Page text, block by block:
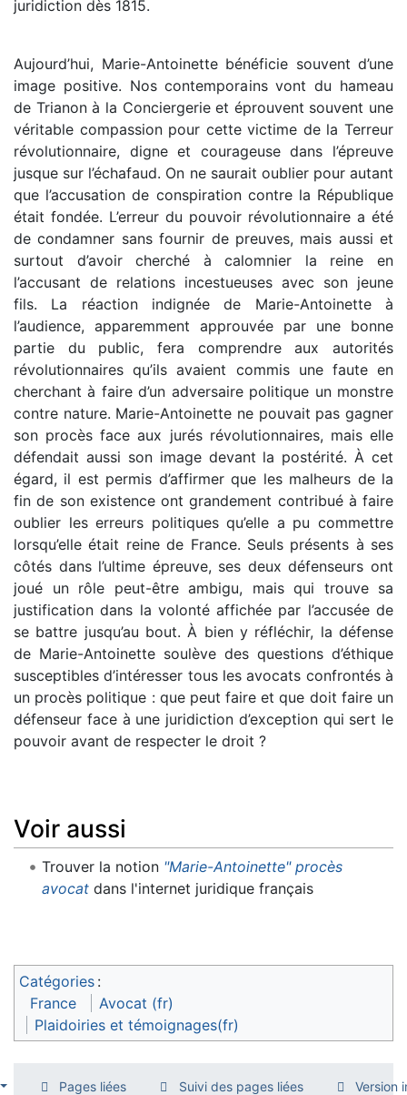
juridiction dès 1815.
Aujourd’hui, Marie-Antoinette bénéficie souvent d’une
image positive. Nos contemporains vont du hameau
de Trianon à la Conciergerie et éprouvent souvent une
véritable compassion pour cette victime de la Terreur
révolutionnaire, digne et courageuse dans l’épreuve
jusque sur l’échafaud. On ne saurait oublier pour autant
que l’accusation de conspiration contre la République
était fondée. L’erreur du pouvoir révolutionnaire a été
de condamner sans fournir de preuves, mais aussi et
surtout d’avoir cherché à calomnier la reine en
l’accusant de relations incestueuses avec son jeune
fils. La réaction indignée de Marie-Antoinette à
l’audience, apparemment approuvée par une bonne
partie du public, fera comprendre aux autorités
révolutionnaires qu’ils avaient commis une faute en
cherchant à faire d’un adversaire politique un monstre
contre nature. Marie-Antoinette ne pouvait pas gagner
son procès face aux jurés révolutionnaires, mais elle
défendait aussi son image devant la postérité. À cet
égard, il est permis d’affirmer que les malheurs de la
fin de son existence ont grandement contribué à faire
oublier les erreurs politiques qu’elle a pu commettre
lorsqu’elle était reine de France. Seuls présents à ses
côtés dans l’ultime épreuve, ses deux défenseurs ont
joué un rôle peut-être ambigu, mais qui trouve sa
justification dans la volonté affichée par l’accusée de
se battre jusqu’au bout. À bien y réfléchir, la défense
de Marie-Antoinette soulève des questions d’éthique
susceptibles d’intéresser tous les avocats confrontés à
un procès politique : que peut faire et que doit faire un
défenseur face à une juridiction d’exception qui sert le
pouvoir avant de respecter le droit ?
Voir aussi
Trouver la notion "Marie-Antoinette" procès
avocatdans l'internet juridique français
Catégories :
France
Avocat (fr)
Plaidoiries et témoignages(fr)
Pages liées Suivi des pages liées Version